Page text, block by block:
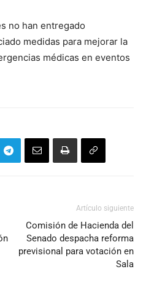
no han entregado
medidas para mejorar la
médicas en eventos
Artículo siguiente
Comisión de Hacienda del
Senado despacha reforma
previsional para votación en
Sala